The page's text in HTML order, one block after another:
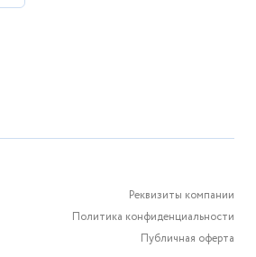
Реквизиты компании
Политика конфиденциальности
Публичная оферта